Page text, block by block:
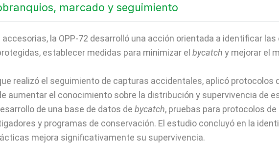
marcado y seguimiento
la OPP-72 desarrolló una acción orientada a identificar
establecer medidas para minimizar el bycatch y mejorar el
realizó el seguimiento de capturas accidentales, aplicó
aumentar el conocimiento sobre la distribución y supervivencia de
de una base de datos de bycatch, pruebas para protocolos
y programas de conservación. El estudio concluyó en la
mejora significativamente su supervivencia.